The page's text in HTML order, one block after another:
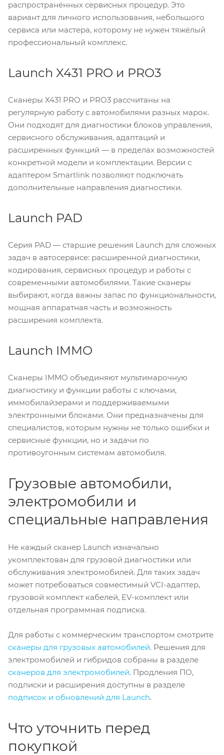
распространённых сервисных процедур. Это
вариант для личного использования, небольшого
сервиса или мастера, которому не нужен тяжёлый
профессиональный комплекс.
Launch X431 PRO и PRO3
Сканеры X431 PRO и PRO3 рассчитаны на
регулярную работу с автомобилями разных марок.
Они подходят для диагностики блоков управления,
сервисного обслуживания, адаптаций и
расширенных функций — в пределах возможностей
конкретной модели и комплектации. Версии с
адаптером Smartlink позволяют подключать
дополнительные направления диагностики.
Launch PAD
Серия PAD — старшие решения Launch для сложных
задач в автосервисе: расширенной диагностики,
кодирования, сервисных процедур и работы с
современными автомобилями. Такие сканеры
выбирают, когда важны запас по функциональности,
мощная аппаратная часть и возможность
расширения комплекта.
Launch IMMO
Сканеры IMMO объединяют мультимарочную
диагностику и функции работы с ключами,
иммобилайзерами и поддерживаемыми
электронными блоками. Они предназначены для
специалистов, которым нужны не только ошибки и
сервисные функции, но и задачи по
противоугонным системам автомобиля.
Грузовые автомобили,
электромобили и
специальные направления
Не каждый сканер Launch изначально
укомплектован для грузовой диагностики или
обслуживания электромобилей. Для таких задач
может потребоваться совместимый VCI-адаптер,
грузовой комплект кабелей, EV-комплект или
отдельная программная подписка.
Для работы с коммерческим транспортом смотрите
сканеры для грузовых автомобилей. Решения для
электромобилей и гибридов собраны в разделе
сканеров для электромобилей. Продления ПО,
подписки и расширения доступны в разделе
подписок и обновлений для Launch.
Что уточнить перед
покупкой